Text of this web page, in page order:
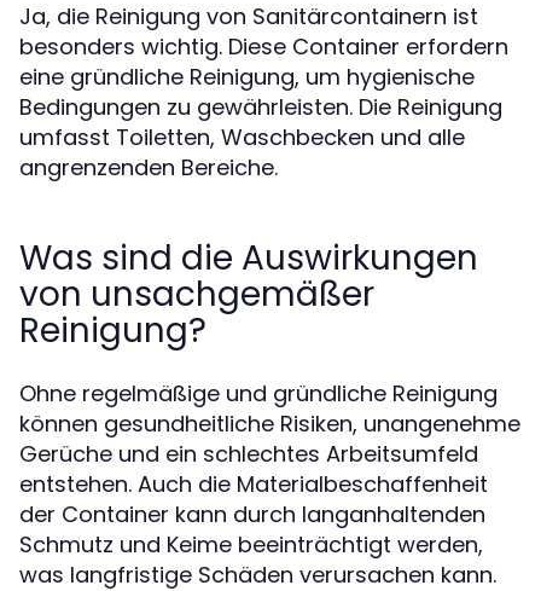
Ja, die Reinigung von Sanitärcontainern ist
besonders wichtig. Diese Container erfordern
eine gründliche Reinigung, um hygienische
Bedingungen zu gewährleisten. Die Reinigung
umfasst Toiletten, Waschbecken und alle
angrenzenden Bereiche.
Was sind die Auswirkungen
von unsachgemäßer
Reinigung?
Ohne regelmäßige und gründliche Reinigung
können gesundheitliche Risiken, unangenehme
Gerüche und ein schlechtes Arbeitsumfeld
entstehen. Auch die Materialbeschaffenheit
der Container kann durch langanhaltenden
Schmutz und Keime beeinträchtigt werden,
was langfristige Schäden verursachen kann.